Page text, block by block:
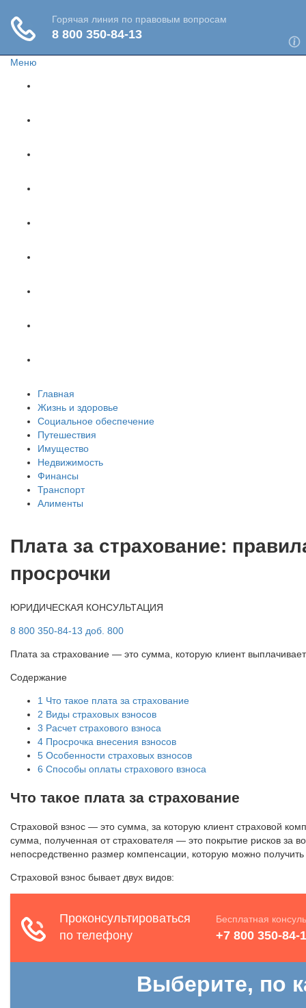
Меню
Главная
Жизнь и здоровье
Социальное обеспечение
Путешествия
Имущество
Недвижимость
Финансы
Транспорт
Алименты
Плата за страхование:
просрочки
ЮРИДИЧЕСКАЯ КОНСУЛЬТАЦИЯ
8 800 350-84-13 доб. 800
Плата за страхование — это сумма, которую клиент
Содержание
1 Что такое плата за страхование
2 Виды страховых взносов
3 Расчет страхового взноса
4 Просрочка внесения взносов
5 Особенности страховых взносов
6 Способы оплаты страхового взноса
Что такое плата за страхование
Страховой взнос — это сумма, за которую клиент страховой
сумма, полученная от страхователя — это покрытие рисков за
непосредственно размер компенсации, которую можно
Страховой взнос бывает двух видов: